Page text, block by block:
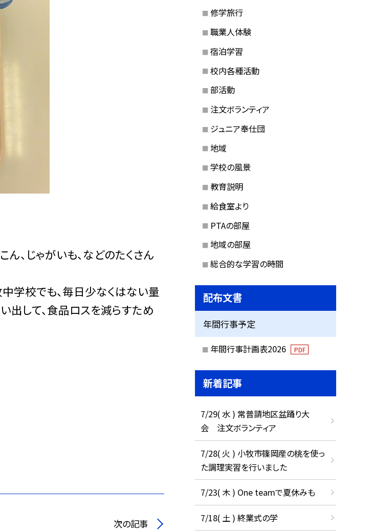
ん、じゃがいも、などのたくさん
中学校でも、毎日少なくはない量
出して、食品ロスを減らすため
次の記事
修学旅行
職業人体験
宿泊学習
校内各種活動
部活動
注文ボランティア
ジュニア奉仕団
地域
学校の風景
教育説明
給食室より
PTAの部屋
地域の部屋
総合的な学習の時間
配布文書
年間行事予定
年間行事計画表2026 PDF
新着記事
7/29( 水 ) 常普請地区盆踊り大
会 注文ボランティア
7/28( 火 ) 小牧市篠岡産の桃を使っ
た調理実習を行いました
7/23( 木 ) One teamで夏休みも
7/18( 土 ) 終業式の学